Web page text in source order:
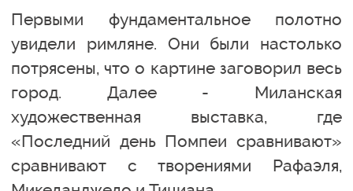
Первыми фундаментальное полотно
увидели римляне. Они были настолько
потрясены, что о картине заговорил весь
город. Далее - Миланская
художественная выставка, где
«Последний день Помпеи сравнивают»
сравнивают с творениями Рафаэля,